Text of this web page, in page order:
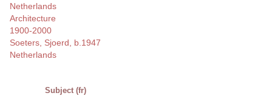
Netherlands
Architecture
1900-2000
Soeters, Sjoerd, b.1947
Netherlands
Subject (fr)